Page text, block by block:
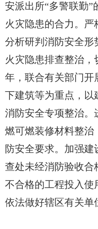
安派出所“多警联勤
火灾隐患的合力。
分析研判消防安全形
火灾隐患排查整治，
年，联合有关部门开
下建筑等为重点，以
消防安全专项整治。
燃可燃装修材料整治
防安全要求。加强
查处未经消防验收合
不合格的工程投入使
依法做好辖区有关单